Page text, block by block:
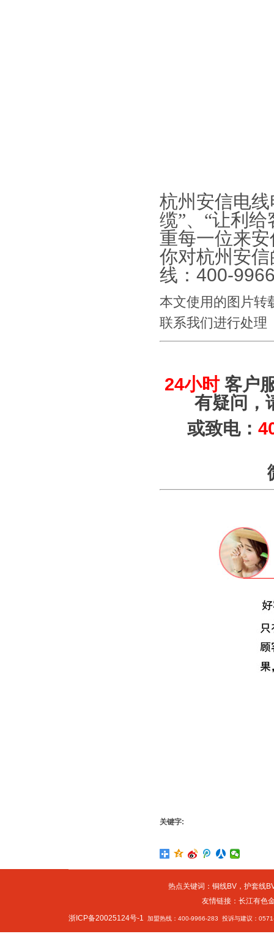
杭州安信电
缆”、“让利
重每一位来
你对杭州安
线： 400-
本文使用的图片转
联系我们进行处理
24小时客户
有疑问，
或致电：
关键字:
热点关键词： 铜线BV， 护套线
友情链接： 长江有色
浙ICP备20025124号-1 加盟热线：400-9966-283 投诉与建议：